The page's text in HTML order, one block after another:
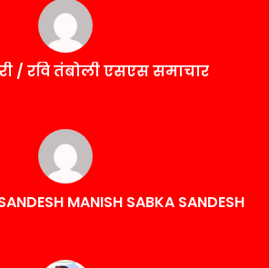
/ रवि तंबोली एसएस समाचार
MANISH SABKA SANDESH